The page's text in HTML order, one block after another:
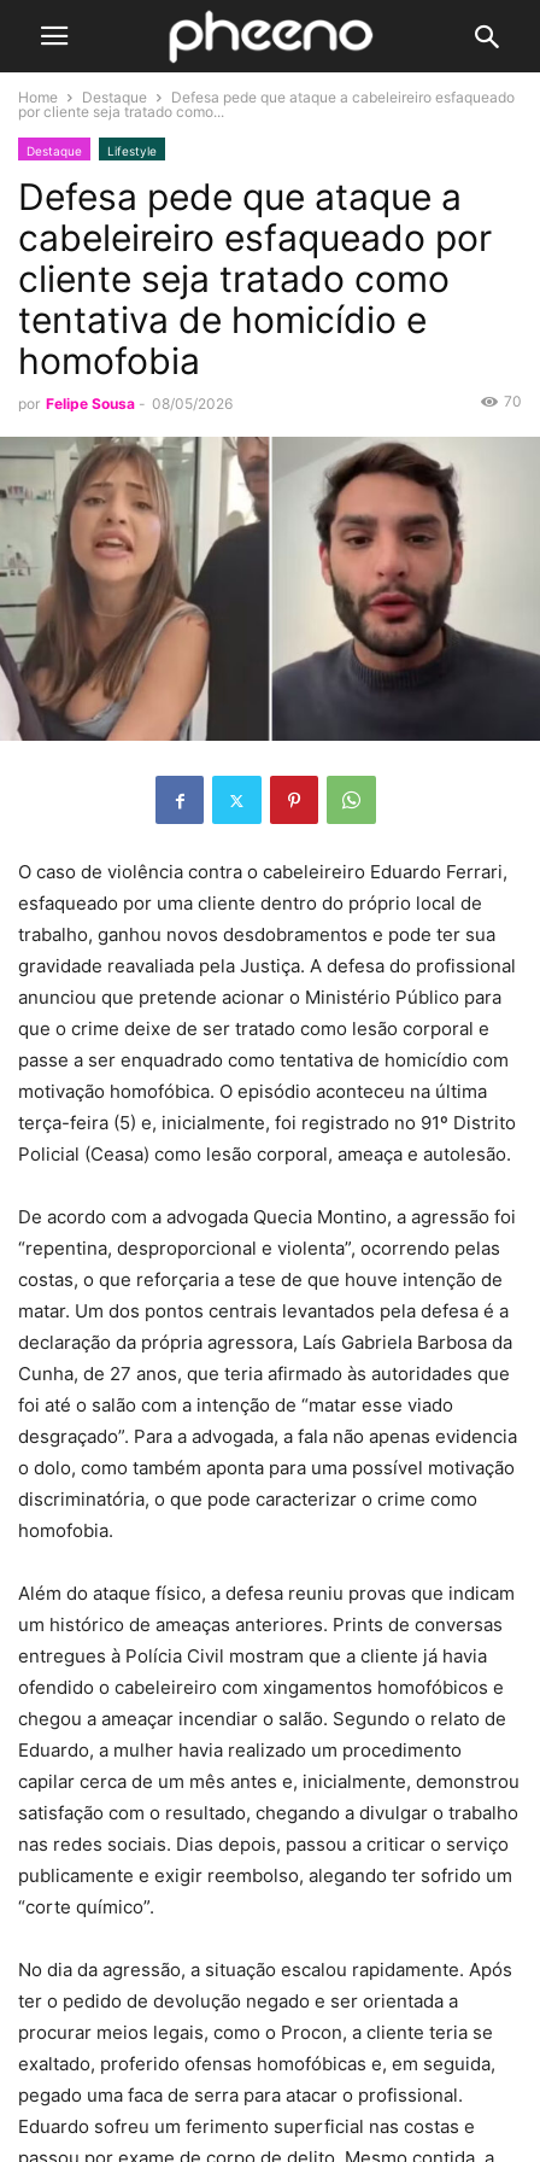
Home Destaque
Defesa pede que ataque a cabeleireiro esfaqueado
por cliente seja tratado como...
Destaque Lifestyle
Defesa pede que ataque a
cabeleireiro esfaqueado por
cliente seja tratado como
tentativa de homicídio e
homofobia
por Felipe Sousa - 08/05/2026 70
O caso de violência contra o cabeleireiro Eduardo Ferrari,
esfaqueado por uma cliente dentro do próprio local de
trabalho, ganhou novos desdobramentos e pode ter sua
gravidade reavaliada pela Justiça. A defesa do profissional
anunciou que pretende acionar o Ministério Público para
que o crime deixe de ser tratado como lesão corporal e
passe a ser enquadrado como tentativa de homicídio com
motivação homofóbica. O episódio aconteceu na última
terça-feira (5) e, inicialmente, foi registrado no 91º Distrito
Policial (Ceasa) como lesão corporal, ameaça e autolesão.
De acordo com a advogada Quecia Montino, a agressão foi
“repentina, desproporcional e violenta”, ocorrendo pelas
costas, o que reforçaria a tese de que houve intenção de
matar. Um dos pontos centrais levantados pela defesa é a
declaração da própria agressora, Laís Gabriela Barbosa da
Cunha, de 27 anos, que teria afirmado às autoridades que
foi até o salão com a intenção de “matar esse viado
desgraçado”. Para a advogada, a fala não apenas evidencia
o dolo, como também aponta para uma possível motivação
discriminatória, o que pode caracterizar o crime como
homofobia.
Além do ataque físico, a defesa reuniu provas que indicam
um histórico de ameaças anteriores. Prints de conversas
entregues à Polícia Civil mostram que a cliente já havia
ofendido o cabeleireiro com xingamentos homofóbicos e
chegou a ameaçar incendiar o salão. Segundo o relato de
Eduardo, a mulher havia realizado um procedimento
capilar cerca de um mês antes e, inicialmente, demonstrou
satisfação com o resultado, chegando a divulgar o trabalho
nas redes sociais. Dias depois, passou a criticar o serviço
publicamente e exigir reembolso, alegando ter sofrido um
“corte químico”.
No dia da agressão, a situação escalou rapidamente. Após
ter o pedido de devolução negado e ser orientada a
procurar meios legais, como o Procon, a cliente teria se
exaltado, proferido ofensas homofóbicas e, em seguida,
pegado uma faca de serra para atacar o profissional.
Eduardo sofreu um ferimento superficial nas costas e